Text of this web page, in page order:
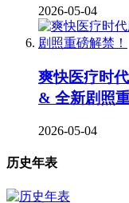
2026-05-04
爽快医疗时
& 全新剧照
2026-05-04
历史年表